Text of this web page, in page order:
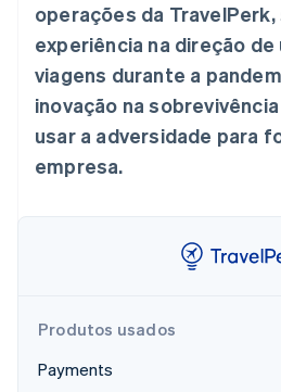
Radar
Prevenção de fraudes
Atlas
Incorporação de startups
Climate
Remoção de carbono
Identity
Stripe Sessions 2026
Assista agora
Parceiros
Stripe App
operações da
experiência na direção
viagens durante a
inovação na
usar a adversidade para
empresa.
Produtos usados
Payments